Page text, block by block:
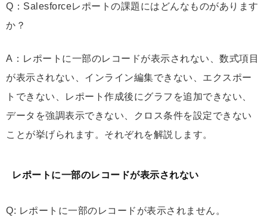
Q：Salesforceレポートの課題にはどんなものがあります
か？
A：レポートに一部のレコードが表示されない、数式項目
が表示されない、インライン編集できない、エクスポー
トできない、レポート作成後にグラフを追加できない、
データを強調表示できない、クロス条件を設定できない
ことが挙げられます。それぞれを解説します。
レポートに一部のレコードが表示されない
Q: レポートに一部のレコードが表示されません。